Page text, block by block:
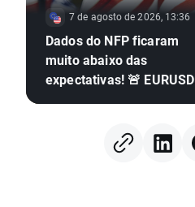
7 de agosto de 2026, 13:36
Dados do NFP ficaram
muito abaixo das
expectativas! 🚨 EURUSD